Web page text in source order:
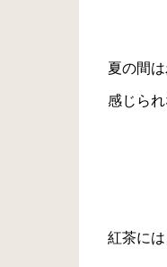
夏の間
感じら
紅茶に